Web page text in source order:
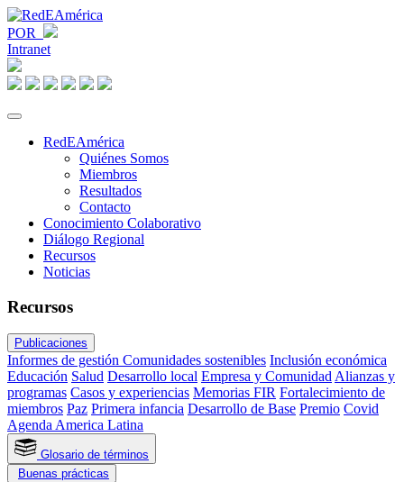
POR
Intranet
RedEAmérica
Quiénes Somos
Miembros
Resultados
Contacto
Conocimiento Colaborativo
Diálogo Regional
Recursos
Noticias
Recursos
Publicaciones
Informes de gestión Comunidades sostenibles Inclusión económica
Educación Salud Desarrollo local Empresa y ComunidadAlianzas y
programas Casos y experiencias Memorias FIR Fortalecimiento de
miembros Paz Primera infancia Desarrollo de Base Premio Covid
Agenda America Latina
Glosario de términos
Buenas prácticas